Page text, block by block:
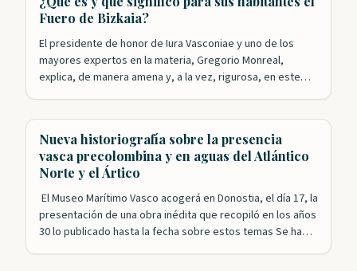
presidido por José Antonio Agirre en la…
Fuero de Bizkaia?
El presidente de honor de Iura Vasconiae y uno de los
mayores expertos en la materia, Gregorio Monreal,
explica, de manera amena y, a la vez, rigurosa, en este
Nueva historiografía sobre la presencia
vasca precolombina y en aguas del Atlántico
Norte y el Ártico
El Museo Marítimo Vasco acogerá en Donostia, el día 17, la
presentación de una obra inédita que recopiló en los años
30 lo publicado hasta la fecha sobre estos temas Se ha